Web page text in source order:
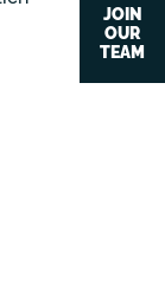
JOIN
OUR
TEAM